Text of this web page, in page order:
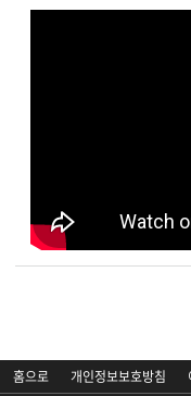
홈으로 개인정보보호방침